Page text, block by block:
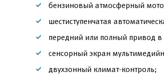
бензиновый атмосферный
шестиступенчатая
передний или полный привод в
сенсорный экран
двухзонный климат-контроль;